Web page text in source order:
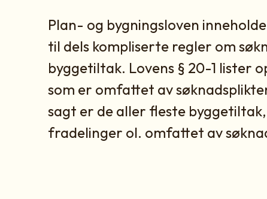
Plan- og bygningsloven
til dels kompliserte regler om
byggetiltak. Lovens § 20-1 lister
som er omfattet av
sagt er de aller fleste
fradelinger ol. omfattet av